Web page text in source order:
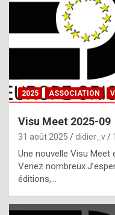
2025 ASSOCIATION
Visu Meet 2025-09
31 août 2025 didier_v
Une nouvelle Visu Meet
Venez
éditions,…